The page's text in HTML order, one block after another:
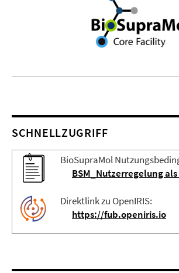
SCHNELLZUGRIFF
BioSupraMol
BSM_Nutzerregelung
Direktlink zu OpenIRIS:
https://fub.openiris.io